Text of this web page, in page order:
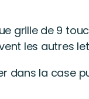
grille de 9
les autres
dans la case